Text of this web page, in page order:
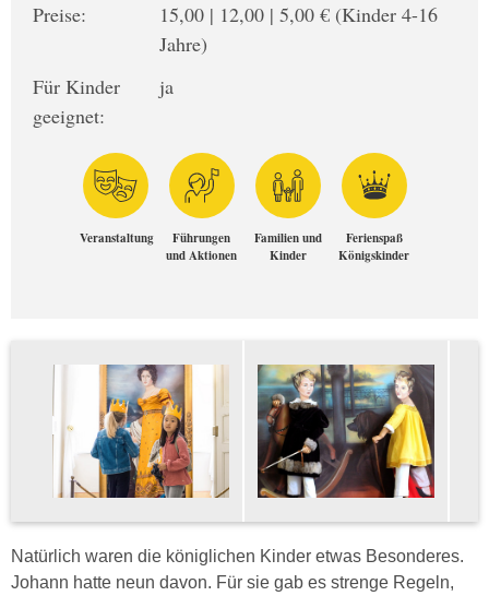
Preise:
15,00 | 12,00 | 5,00 € (Kinder 4-16
Jahre)
Für Kinder
geeignet:
ja
Veranstaltung
Führungen
und Aktionen
Familien und
Kinder
Ferienspaß
Königskinder
Natürlich waren die königlichen Kinder etwas Besonderes.
Johann hatte neun davon. Für sie gab es strenge Regeln,